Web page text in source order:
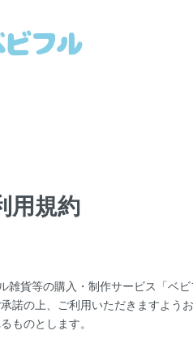
用規約
貨等の購入・制作サービス「ベ
の上、ご利用いただきますよう
ものとします。